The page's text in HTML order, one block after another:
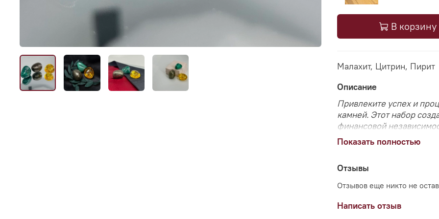
В корзину
Малахит, Цитрин, Пирит
Описание
Привлеките успех и
камней. Этот набор
финансовой
Малахит - ваш ключ к
страхи, находя верный
хитрость, помогает
Показать полностью
Отзывы
Отзывов еще никто не
Написать отзыв